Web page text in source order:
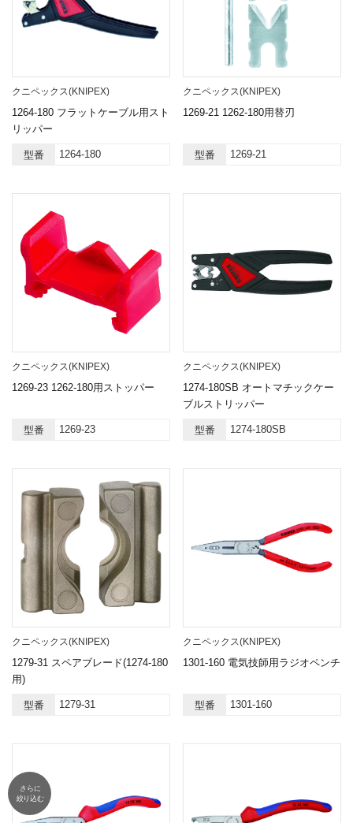
さらに
絞り込む
クニペックス(KNIPEX)
1264-180 フラットケーブル用スト
リッパー
型番 1264-180
クニペックス(KNIPEX)
1269-21 1262-180用替刃
型番 1269-21
クニペックス(KNIPEX)
1269-23 1262-180用ストッパー
型番 1269-23
クニペックス(KNIPEX)
1274-180SB オートマチックケー
ブルストリッパー
型番 1274-180SB
クニペックス(KNIPEX)
1279-31 スペアブレード(1274-180
用)
型番 1279-31
クニペックス(KNIPEX)
1301-160 電気技師用ラジオペンチ
型番 1301-160